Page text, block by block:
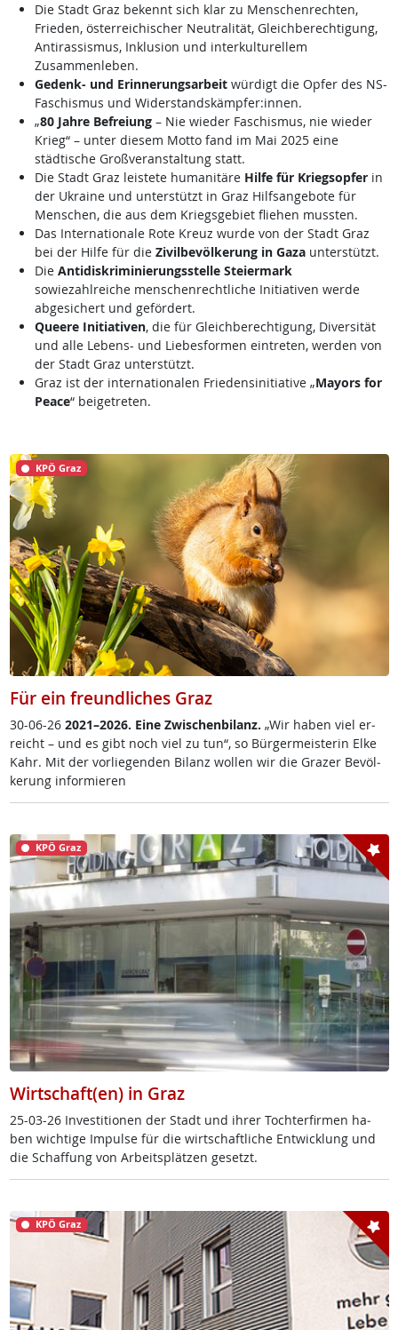
Die Stadt Graz bekennt sich klar zu Menschenrechten,
Frieden, österreichischer Neutralität, Gleichberechtigung,
Antirassismus, Inklusion und interkulturellem
Zusammenleben.
Gedenk- und Erinnerungsarbeitwürdigt die Opfer des NS-
Faschismus und Widerstandskämpfer:innen.
„80 Jahre Befreiung – Nie wieder Faschismus, nie wieder
Krieg“ – unter diesem Motto fand im Mai 2025 eine
städtische Großveranstaltung statt.
Die Stadt Graz leistete humanitäre Hilfe für Kriegsopferin
der Ukraine und unterstützt in Graz Hilfsangebote für
Menschen, die aus dem Kriegsgebiet fliehen mussten.
Das Internationale Rote Kreuz wurde von der Stadt Graz
bei der Hilfe für die Zivilbevölkerung in Gaza unterstützt.
Die Antidiskriminierungsstelle Steiermark
sowiezahlreiche menschenrechtliche Initiativen werde
abgesichert und gefördert.
Queere Initiativen, die für Gleichberechtigung, Diversität
und alle Lebens- und Liebesformen eintreten, werden von
der Stadt Graz unterstützt.
Graz ist der internationalen Friedensinitiative „Mayors for
Peace“ beigetreten.
KPÖ Graz
Für ein freundliches Graz
30-06-26 2021–2026. Ei­ne Zwi­schen­bi­lanz. „Wir ha­ben viel er­
reich­t – und es gibt noch viel zu tun“, so Bür­ger­meis­te­rin El­ke
Kahr. Mit der vor­lie­gen­den Bi­lanz wol­len wir die Gra­zer Be­völ­
ke­rung in­for­mie­ren
KPÖ Graz
Wirtschaft(en) in Graz
25-03-26 In­ves­ti­tio­nen der Stadt und ih­rer Toch­ter­fir­men ha­
ben wich­ti­ge Im­pul­se für die wirt­schaft­li­che Ent­wick­lung und
die Schaf­fung von Ar­beits­plät­zen ge­setzt.
KPÖ Graz